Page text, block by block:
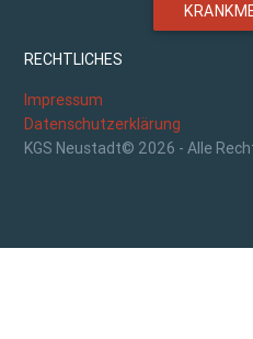
RECHTLICHES
Impressum
Datenschutzerklärung
KGS Neustadt© 2026 - Alle